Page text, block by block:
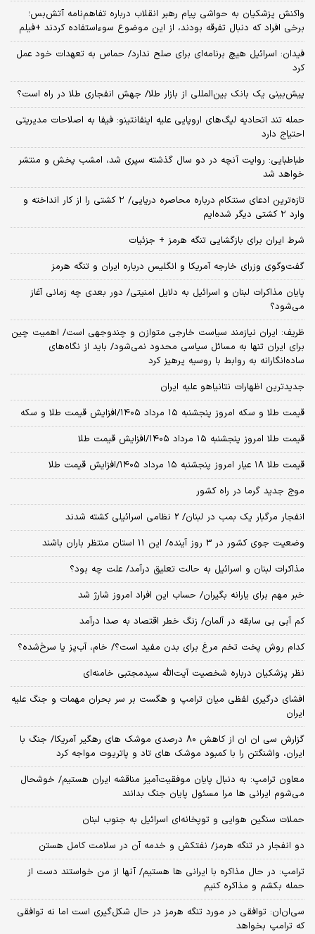
واکنش پزشکیان به حواشی پیام رهبر انقلاب درباره تفاهم‌نامه آتش‌بس؛
برخی افراد که دنبال تفرقه بودند، از این موضوع سوءاستفاده کردند +فیلم
فیدان: اسرائیل هیچ برنامه‌ای برای صلح ندارد/ حماس به تعهدات خود عمل
کرد
پیش‌بینی یک بانک بین‌المللی از بازار طلا/ جهش انفجاری طلا در راه است؟
حمله تند اتحادیه لیگ‌های اروپایی علیه اینفانتینو: فیفا به اصلاحات مدیریتی
احتیاج دارد
طباطبایی: روایت آنچه در دو سال گذشته سپری شد، امشب پخش و منتشر
خواهد شد
تازه‌ترین ادعای سنتکام درباره محاصره دریایی/ ۲ کشتی را از کار انداخته و
وارد ۲ کشتی دیگر شده‌ایم
شرط ایران برای بازگشایی تنگه هرمز + جزئیات
گفت‌وگوی وزرای خارجه آمریکا و انگلیس درباره ایران و تنگه هرمز
پایان مذاکرات لبنان و اسرائیل به دلایل امنیتی/ دور بعدی چه زمانی آغاز
می‌شود؟
ظریف: ایران نیازمند سیاست خارجی متوازن و چندوجهی است/ اهمیت چین
برای ایران تنها به مسائل سیاسی محدود نمی‌شود/ باید از نگاه‌های
ساده‌انگارانه به روابط با روسیه پرهیز کرد
جدیدترین اظهارات نتانیاهو علیه ایران
قیمت طلا و سکه امروز پنجشنبه ۱۵ مرداد ۱۴۰۵/افزایش قیمت طلا و سکه
قیمت طلا امروز پنجشنبه ۱۵ مرداد ۱۴۰۵/افزایش قیمت طلا
قیمت طلا ۱۸ عیار امروز پنجشنبه ۱۵ مرداد ۱۴۰۵/افزایش قیمت طلا
موج جدید گرما در راه کشور
انفجار مرگبار یک بمب در لبنان/ 2 نظامی اسرائیلی کشته شدند
وضعیت جوی کشور در 3 روز آینده/ این 11 استان منتظر باران باشند
مذاکرات لبنان و اسرائیل به حالت تعلیق درآمد/ علت چه بود؟
خبر مهم برای یارانه بگیران/ حساب این افراد امروز شارژ شد
کم آبی بی سابقه در آلمان/ زنگ خطر اقتصاد به صدا درآمد
کدام روش پخت تخم مرغ برای بدن مفید است؟/ خام، آب‌پز یا سرخ‌شده؟
نظر پزشکیان درباره شخصیت آیت‌الله سیدمجتبی خامنه‌ای
افشای درگیری لفظی میان ترامپ و هگست بر سر بحران مهمات و جنگ علیه
ایران
گزارش سی ان ان از کاهش ۸۰ درصدی موشک های رهگیر آمریکا/ جنگ با
ایران، واشنگتن را با کمبود موشک های تاد و پاتریوت مواجه کرد
معاون ترامپ: به دنبال پایان موفقیت‌آمیز مناقشه ایران هستیم/ خوشحال
می‌شوم ایرانی ها مرا مسئول پایان جنگ بدانند
حملات سنگین هوایی و توپخانه‌ای اسرائیل به جنوب لبنان
دو انفجار در تنگه هرمز/ نفتکش و خدمه آن در سلامت کامل هستن
ترامپ: در حال مذاکره با ایرانی ها هستیم/ آنها از من خواستند دست از
حمله بکشم و مذاکره کنیم
سی‌ان‌ان: توافقی در مورد تنگه هرمز در حال شکل‌گیری است اما نه توافقی
که ترامپ بخواهد